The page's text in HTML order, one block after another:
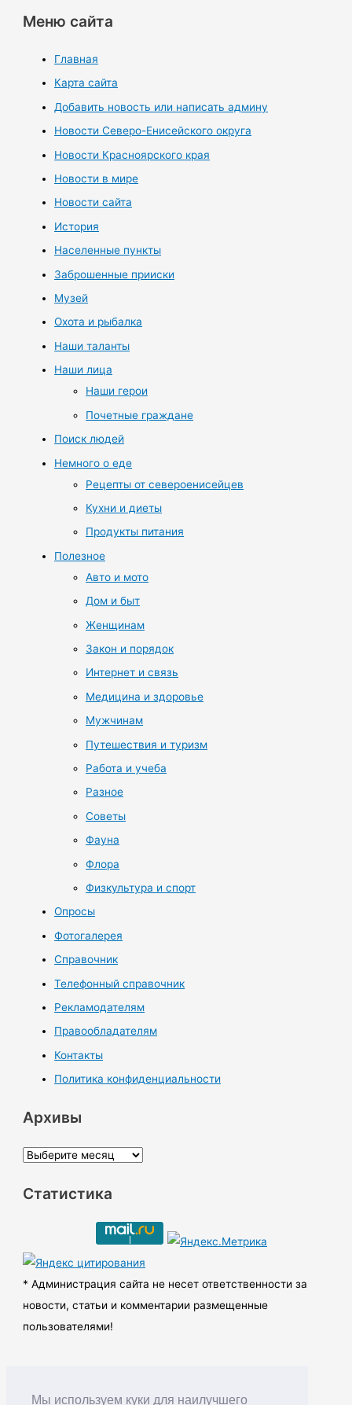
Мы используем куки для наилучшего
Меню сайта
Главная
Карта сайта
Добавить новость или написать админу
Новости Северо-Енисейского округа
Новости Красноярского края
Новости в мире
Новости сайта
История
Населенные пункты
Заброшенные прииски
Музей
Охота и рыбалка
Наши таланты
Наши лица
Наши герои
Почетные граждане
Поиск людей
Немного о еде
Рецепты от североенисейцев
Кухни и диеты
Продукты питания
Полезное
Авто и мото
Дом и быт
Женщинам
Закон и порядок
Интернет и связь
Медицина и здоровье
Мужчинам
Путешествия и туризм
Работа и учеба
Разное
Советы
Фауна
Флора
Физкультура и спорт
Опросы
Фотогалерея
Справочник
Телефонный справочник
Рекламодателям
Правообладателям
Контакты
Политика конфиденциальности
Архивы
А
х
ы
Статистика
* Администрация сайта не несет ответственности за
новости, статьи и комментарии размещенные
пользователями!